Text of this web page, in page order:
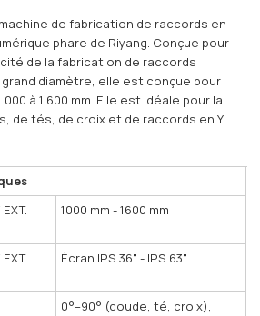
machine de fabrication de raccords en
phare de Riyang. Conçue pour
de la fabrication de raccords
diamètre, elle est conçue pour
à 1 600 mm. Elle est idéale pour la
de tés, de croix et de raccords en Y
1000 mm - 1600 mm
Écran IPS 36" - IPS 63"
0°–90° (coude, té, croix),